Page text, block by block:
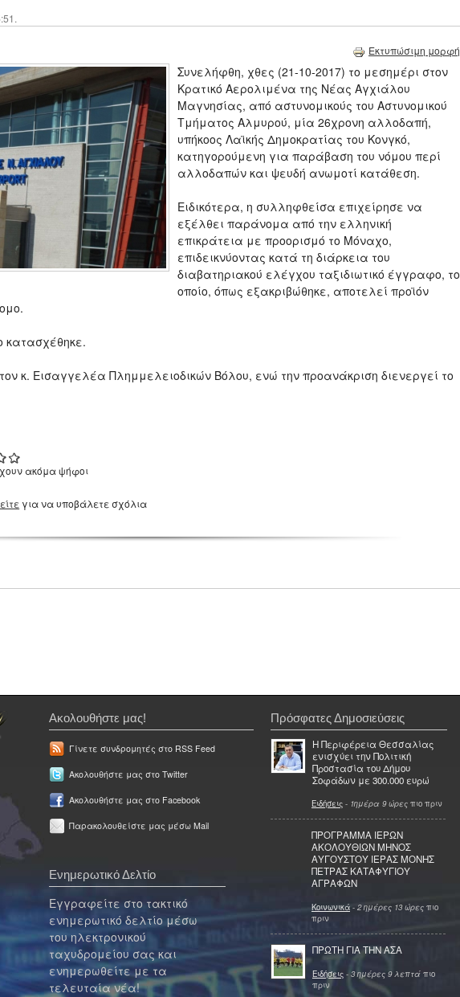
Εκτυπώσιμη μορφή
Συνελήφθη, χθες (21-10-2017) το μεσημέρι στον
Κρατικό Αερολιμένα της Νέας Αγχιάλου
Μαγνησίας, από αστυνομικούς του Αστυνομικού
Τμήματος Αλμυρού, μία 26χρονη αλλοδαπή,
υπήκοος Λαϊκής Δημοκρατίας του Κονγκό,
κατηγορούμενη για παράβαση του νόμου περί
αλλοδαπών και ψευδή ανωμοτί κατάθεση.
Ειδικότερα, η συλληφθείσα επιχείρησε να
εξέλθει παράνομα από την ελληνική
επικράτεια με προορισμό το Μόναχο,
επιδεικνύοντας κατά τη διάρκεια του
διαβατηριακού ελέγχου ταξιδιωτικό έγγραφο, το
οποίο, όπως εξακριβώθηκε, αποτελεί προϊόν
κ. Εισαγγελέα Πλημμελειοδικών Βόλου, ενώ την προανάκριση διενεργεί το
ακόμα ψήφοι
για να υποβάλετε σχόλια
Ακολουθήστε μας!
Γίνετε συνδρομητές στο RSS Feed
Ακολουθήστε μας στο Twitter
Ακολουθήστε μας στο Facebook
Παρακολουθείστε μας μέσω Mail
Ενημερωτικό Δελτίο
Εγγραφείτε στο τακτικό
ενημερωτικό δελτίο μέσω
του ηλεκτρονικού
ταχυδρομείου σας και
ενημερωθείτε με τα
τελευταία νέα!
Πρόσφατες Δημοσιεύσεις
Η Περιφέρεια Θεσσαλίας
ενισχύει την Πολιτική
Προστασία του Δήμου
Σοφάδων με 300.000 ευρώ
Ειδήσεις - 1ημέρα 9 ώρες πιο πριν
ΠΡΟΓΡΑΜΜΑ ΙΕΡΩΝ
ΑΚΟΛΟΥΘΙΩΝ ΜΗΝΟΣ
ΑΥΓΟΥΣΤΟΥ ΙΕΡΑΣ ΜΟΝΗΣ
ΠΕΤΡΑΣ ΚΑΤΑΦΥΓΙΟΥ
ΑΓΡΑΦΩΝ
Κοινωνικά - 2 ημέρες 13 ώρες πιο
πριν
ΠΡΩΤΗ ΓΙΑ ΤΗΝ ΑΣΑ
Ειδήσεις - 3 ημέρες 9 λεπτά πιο
πριν